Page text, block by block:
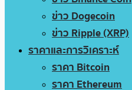
ข่าว Dogecoin
ข่าว Ripple (XRP)
ราคาและการวิเคราะห์
ราคา Bitcoin
ราคา Ethereum